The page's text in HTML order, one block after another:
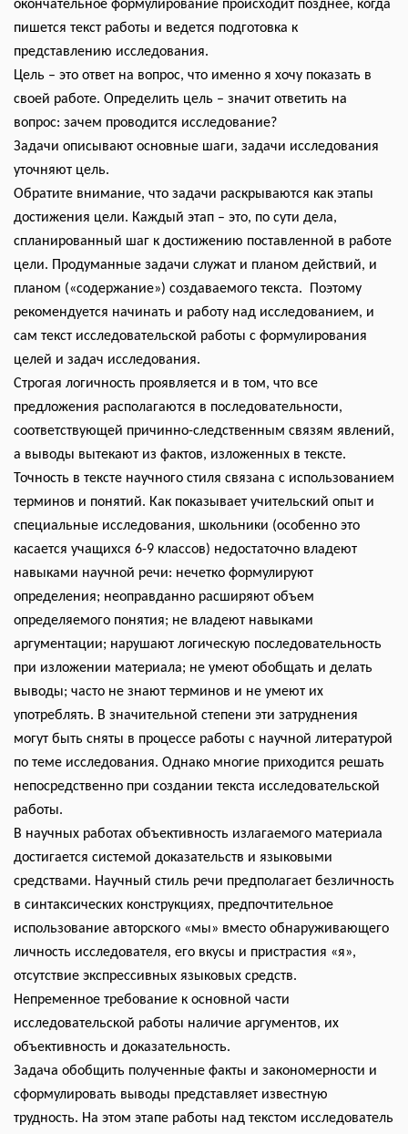
окончательное формулирование происходит позднее, когда
пишется текст работы и ведется подготовка к
представлению исследования.
Цель – это ответ на вопрос, что именно я хочу показать в
своей работе. Определить цель – значит ответить на
вопрос: зачем проводится исследование?
Задачи описывают основные шаги, задачи исследования
уточняют цель.
Обратите внимание, что задачи раскрываются как этапы
достижения цели. Каждый этап – это, по сути дела,
спланированный шаг к достижению поставленной в работе
цели. Продуманные задачи служат и планом действий, и
планом («содержание») создаваемого текста. Поэтому
рекомендуется начинать и работу над исследованием, и
сам текст исследовательской работы с формулирования
целей и задач исследования.
Строгая логичность проявляется и в том, что все
предложения располагаются в последовательности,
соответствующей причинно-следственным связям явлений,
а выводы вытекают из фактов, изложенных в тексте.
Точность в тексте научного стиля связана с использованием
терминов и понятий. Как показывает учительский опыт и
специальные исследования, школьники (особенно это
касается учащихся 6-9 классов) недостаточно владеют
навыками научной речи: нечетко формулируют
определения; неоправданно расширяют объем
определяемого понятия; не владеют навыками
аргументации; нарушают логическую последовательность
при изложении материала; не умеют обобщать и делать
выводы; часто не знают терминов и не умеют их
употреблять. В значительной степени эти затруднения
могут быть сняты в процессе работы с научной литературой
по теме исследования. Однако многие приходится решать
непосредственно при создании текста исследовательской
работы.
В научных работах объективность излагаемого материала
достигается системой доказательств и языковыми
средствами. Научный стиль речи предполагает безличность
в синтаксических конструкциях, предпочтительное
использование авторского «мы» вместо обнаруживающего
личность исследователя, его вкусы и пристрастия «я»,
отсутствие экспрессивных языковых средств.
Непременное требование к основной части
исследовательской работы наличие аргументов, их
объективность и доказательность.
Задача обобщить полученные факты и закономерности и
сформулировать выводы представляет известную
трудность. На этом этапе работы над текстом исследователь